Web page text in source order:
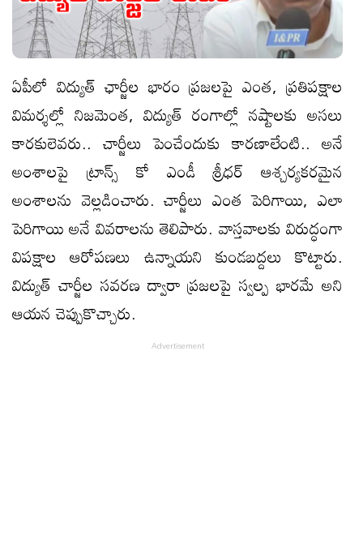
ఏపీలో విద్యుత్ ఛార్జీల భారం ప్ర‌జ‌ల‌పై ఎంత‌, ప్ర‌తిప‌క్షాల
విమ‌ర్శ‌ల్లో నిజ‌మెంత‌, విద్యుత్ రంగాల్లో న‌ష్టాల‌కు అస‌లు
కార‌కులెవ‌రు.. చార్జీలు పెంచేందుకు కార‌ణాలేంటి.. అనే
అంశాల‌పై ట్రాన్స్ కో ఎండీ శ్రీ‌ధ‌ర్ ఆశ్చ‌ర్య‌క‌ర‌మైన
అంశాల‌ను వెల్ల‌డించారు. చార్జీలు ఎంత పెరిగాయి, ఎలా
పెరిగాయి అనే వివ‌రాల‌ను తెలిపారు. వాస్త‌వాల‌కు విరుద్ధంగా
విప‌క్షాల ఆరోప‌ణ‌లు ఉన్నాయ‌ని కుండ‌బ‌ద్ద‌లు కొట్టారు.
విద్యుత్ చార్జీల స‌వ‌ర‌ణ ద్వారా ప్ర‌జ‌ల‌పై స్వ‌ల్ప భార‌మే అని
ఆయ‌న చెప్పుకొచ్చారు.